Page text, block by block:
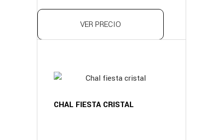
VER PRECIO
CHAL FIESTA CRISTAL